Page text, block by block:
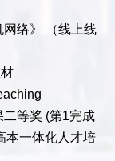
网络》 （线上线
等奖 (第1完成
本一体化人才培